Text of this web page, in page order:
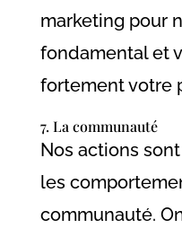
marketing pour
fondamental et
fortement votre
7. La communauté
Nos actions
les
communauté.